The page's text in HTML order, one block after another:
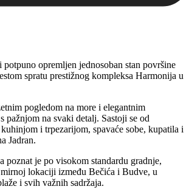
potpuno opremljen jednosoban stan površine
spratu prestižnog kompleksa Harmonija u
pogledom na more i elegantnim
pažnjom na svaki detalj. Sastoji se od
i trpezarijom, spavaće sobe, kupatila i
Jadran.
poznat je po visokom standardu gradnje,
lokaciji između Bečića i Budve, u
i svih važnih sadržaja.